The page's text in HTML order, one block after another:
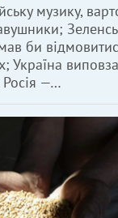
музику,
би
Україна
Росія —…